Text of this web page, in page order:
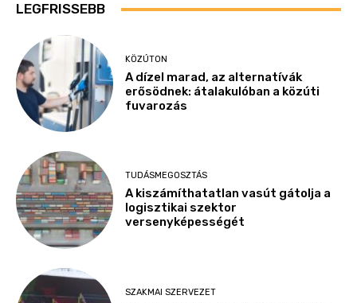
LEGFRISSEBB
KÖZÚTON
A dízel marad, az alternatívák
erősödnek: átalakulóban a közúti
fuvarozás
TUDÁSMEGOSZTÁS
A kiszámíthatatlan vasút gátolja a
logisztikai szektor
versenyképességét
SZAKMAI SZERVEZET